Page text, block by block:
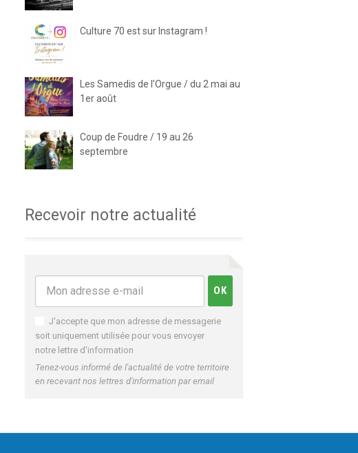
Culture 70 est sur Instagram !
Les Samedis de l’Orgue / du 2 mai au
1er août
Coup de Foudre / 19 au 26
septembre
Recevoir notre actualité
J'accepte que mon adresse de messagerie
soit uniquement utilisée pour vous envoyer
notre lettre d'information
Tenez-vous informé de l'actualité de votre territoire
en recevant nos lettres d'information par email